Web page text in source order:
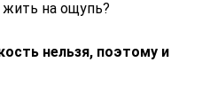
жить на ощупь?
нельзя, поэтому и